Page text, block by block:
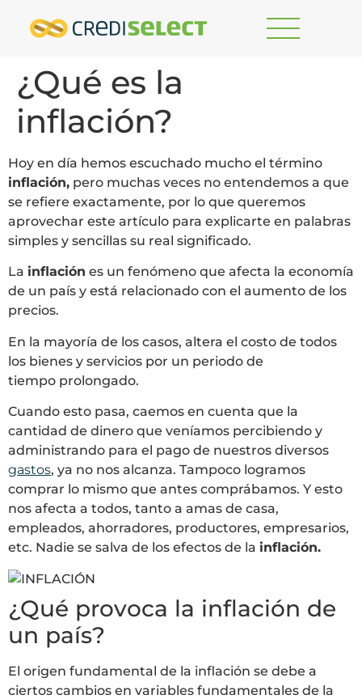
¿Qué es la
inflación?
Hoy en día hemos escuchado mucho el término
inflación, pero muchas veces no entendemos a que
se refiere exactamente, por lo que queremos
aprovechar este artículo para explicarte en palabras
simples y sencillas su real significado.
La inflación es un fenómeno que afecta la economía
de un país y está relacionado con el aumento de los
precios.
En la mayoría de los casos, altera el costo de todos
los bienes y servicios por un periodo de
tiempo prolongado.
Cuando esto pasa, caemos en cuenta que la
cantidad de dinero que veníamos percibiendo y
administrando para el pago de nuestros diversos
gastos, ya no nos alcanza. Tampoco logramos
comprar lo mismo que antes comprábamos. Y esto
nos afecta a todos, tanto a amas de casa,
empleados, ahorradores, productores, empresarios,
etc. Nadie se salva de los efectos de la inflación.
¿Qué provoca la inflación de
un país?
El origen fundamental de la inflación se debe a
ciertos cambios en variables fundamentales de la